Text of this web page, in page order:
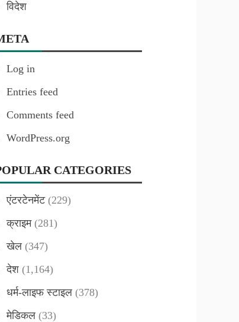
विदेश
Log in
Entries feed
Comments feed
WordPress.org
CATEGORIES
एंटरटेनमेंट(229)
क्राइम(281)
खेल (347)
देश (1,164)
धर्म-लाइफ स्टाइल (378)
मेडिकल (33)